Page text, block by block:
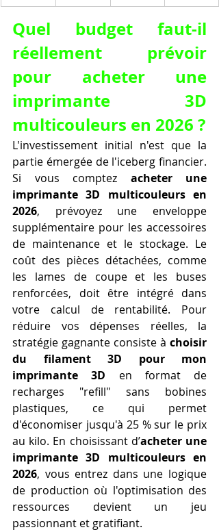
Quel budget faut-il
réellement prévoir
pour acheter une
imprimante 3D
multicouleurs en 2026 ?
L'investissement initial n'est que la
partie émergée de l'iceberg financier.
Si vous comptez acheter une
imprimante 3D multicouleurs en
2026, prévoyez une enveloppe
supplémentaire pour les accessoires
de maintenance et le stockage. Le
coût des pièces détachées, comme
les lames de coupe et les buses
renforcées, doit être intégré dans
votre calcul de rentabilité. Pour
réduire vos dépenses réelles, la
stratégie gagnante consiste à choisir
du filament 3D pour mon
imprimante 3D en format de
recharges "refill" sans bobines
plastiques, ce qui permet
d'économiser jusqu'à 25 % sur le prix
au kilo. En choisissant d’acheter une
imprimante 3D multicouleurs en
2026, vous entrez dans une logique
de production où l'optimisation des
ressources devient un jeu
passionnant et gratifiant.